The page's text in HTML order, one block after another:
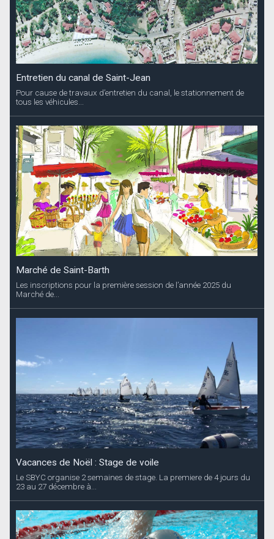
Entretien du canal de Saint-Jean
Pour cause de travaux d’entretien du canal, le stationnement de
tous les véhicules...
Marché de Saint-Barth
Les inscriptions pour la première session de l’année 2025 du
Marché de...
Vacances de Noël : Stage de voile
Le SBYC organise 2 semaines de stage. La premiere de 4 jours du
23 au 27 décembre à...